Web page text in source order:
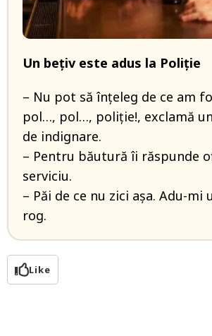
Un bețiv este adus la Poliție
– Nu pot să înțeleg de ce am
pol…, pol…, poliție!, exclamă
de indignare.
– Pentru băutură îi răspunde
serviciu.
– Păi de ce nu zici așa. Adu-mi
rog.
Like